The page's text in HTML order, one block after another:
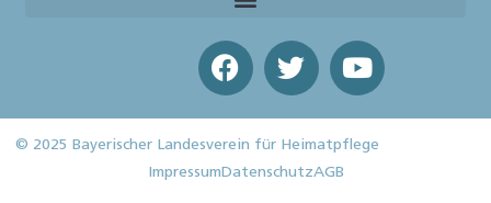
© 2025 Bayerischer Landesverein für Heimatpflege
Impressum DatenschutzAGB